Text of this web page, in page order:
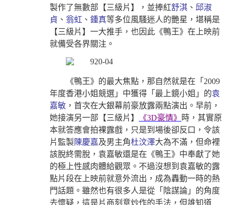
製作了無數部【三級片】，並捧紅舒淇 、 邱淑
貞 、 翁虹 、 鍾真等多位風騷迷人的艷星，堪稱是
【三級片】一大推手，也因此《鴨王》在上映前
就備受各界關注。
《鴨王》的最大焦點，那自然就是在「2009
年度香港小姐競選」中獲得「最上鏡小姐」的袁
嘉敏 ，首次在大銀幕前豪放露兩點演出。早前，
她接演另一部【三級片】
《3D豪情》 時，其實原
本就答應會拍裸露戲，只是到場後卻反口，令該
片監製陳慶嘉及男主角杜汶澤大為不滿，但命裡
該脫終需脫，袁嘉敏還是在《鴨王》中奉獻了她
的極上性感肉體給觀眾。不過沒想到袁嘉敏的露
點片段在上映前就意外流出，成為轟動一時的熱
門話題。雖然也有很多人是從「陰謀論」的角度
去懷疑，這是片商刻意炒作的手法，但誰知道